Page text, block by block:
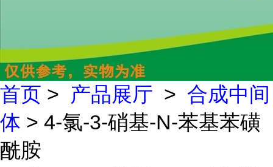
首页 > 产品展厅 > 合成中间
体 > 4-氯-3-硝基-N-苯基苯磺
酰胺